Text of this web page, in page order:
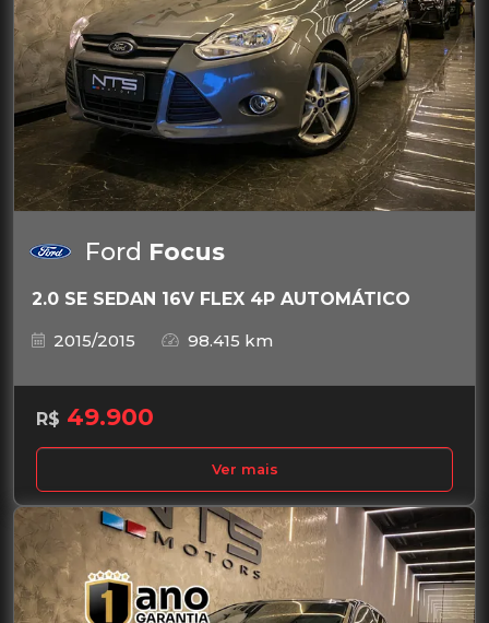
Ford Focus
2.0 SE SEDAN 16V FLEX 4P AUTOMÁTICO
2015/2015
98.415 km
R$ 49.900
Ver mais